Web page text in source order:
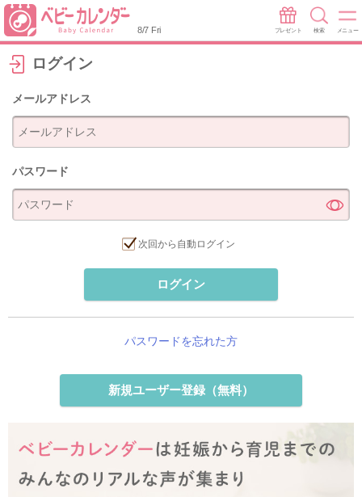
8/7 Fri プレゼント 検索 メニュー
ログイン
メールアドレス
パスワード
次回から自動ログイン
ログイン
パスワードを忘れた方
新規ユーザー登録（無料）